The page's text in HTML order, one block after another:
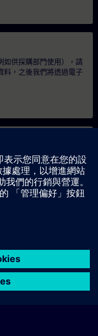
如供採購部門使用），請
料，之後我們將透過電子
場、線上或於我們的
填寫下方的諮詢表單。此
。提供您的聯絡資料及